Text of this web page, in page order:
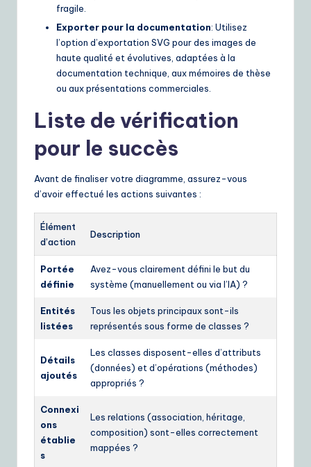
fragile.
Exporter pour la documentation: Utilisez
l’option d’exportation SVG pour des images de
haute qualité et évolutives, adaptées à la
documentation technique, aux mémoires de thèse
ou aux présentations commerciales.
Liste de vérification
pour le succès
Avant de finaliser votre diagramme, assurez-vous
d’avoir effectué les actions suivantes :
Élément
d’action
Description
Portée
définie
Avez-vous clairement défini le but du
système (manuellement ou via l’IA) ?
Entités
listées
Tous les objets principaux sont-ils
représentés sous forme de classes ?
Détails
ajoutés
Les classes disposent-elles d’attributs
(données) et d’opérations (méthodes)
appropriés ?
Connexi
ons
établie
s
Les relations (association, héritage,
composition) sont-elles correctement
mappées ?